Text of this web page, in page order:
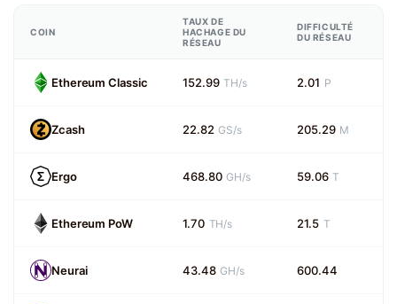
COIN
TAUX DE
HACHAGE DU
RÉSEAU
DIFFICULTÉ
DU RÉSEAU
Ethereum Classic 152.99 TH/s 2.01 P
Zcash 22.82 GS/s 205.29 M
Ergo 468.80 GH/s 59.06 T
Ethereum PoW 1.70 TH/s 21.5 T
Neurai 43.48 GH/s 600.44